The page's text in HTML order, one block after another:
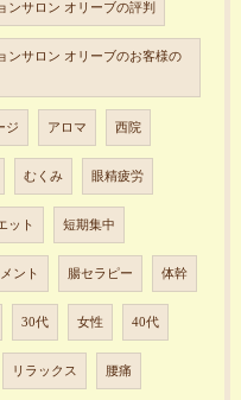
ンサロン オリーブの評判
ンサロン オリーブのお客様の
ジ アロマ 西院
むくみ 眼精疲労
ット 短期集中
ント 腸セラピー 体幹
30代 女性 40代
リラックス 腰痛